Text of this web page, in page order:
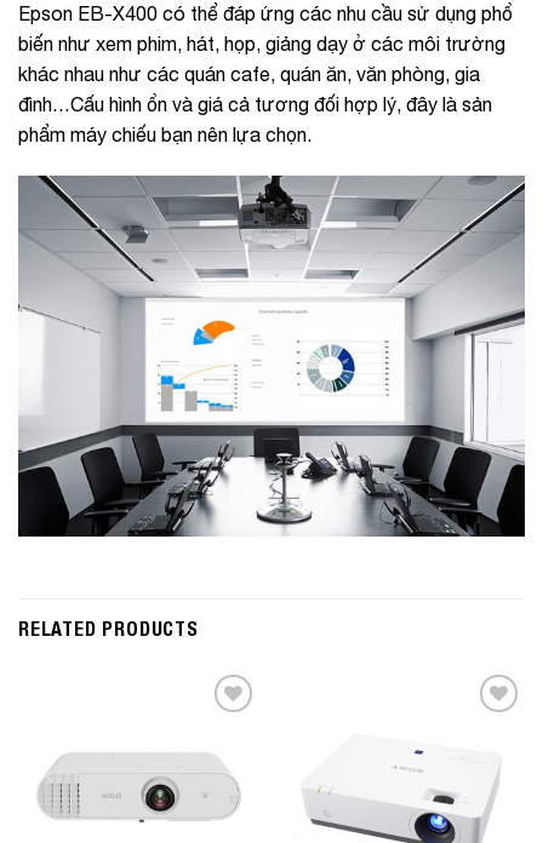
Epson EB-X400 có thể đáp ứng các nhu cầu sử dụng phổ
biến như xem phim, hát, họp, giảng dạy ở các môi trường
khác nhau như các quán cafe, quán ăn, văn phòng, gia
đình…Cấu hình ổn và giá cả tương đối hợp lý, đây là sản
phẩm máy chiếu bạn nên lựa chọn.
RELATED PRODUCTS